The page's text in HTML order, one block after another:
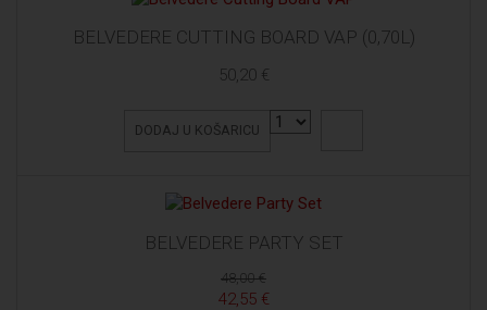
BELVEDERE CUTTING BOARD VAP (0,70L)
50,20 €
DODAJ U KOŠARICU
BELVEDERE PARTY SET
48,00 €
42,55 €